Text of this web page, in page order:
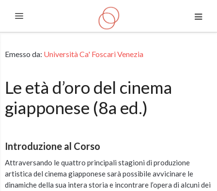
Espandi
Emesso da: Università Ca' Foscari Venezia
Le età d’oro del cinema
giapponese (8a ed.)
Introduzione al Corso
Attraversando le quattro principali stagioni di produzione
artistica del cinema giapponese sarà possibile avvicinare le
dinamiche della sua intera storia e incontrare l’opera di alcuni dei